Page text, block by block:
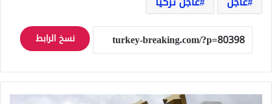
نسخ الرابط